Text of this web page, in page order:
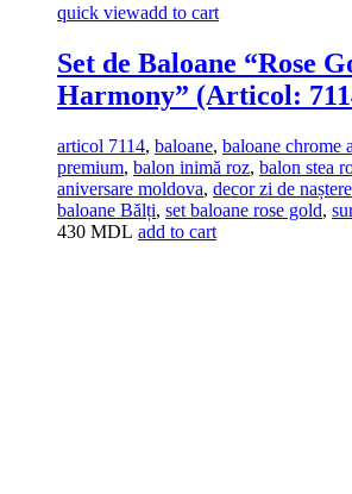
quick viewadd to cart
Set de Baloane “Rose
Harmony” (Articol:
articol 7114, baloane, baloane chrome
premium, balon inimă roz, balon stea
aniversare moldova, decor zi de
baloane Bălți, set baloane rose gold,
430 MDL add to cart